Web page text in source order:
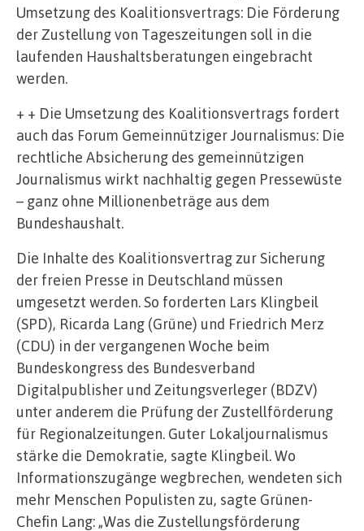
Umsetzung des Koalitionsvertrags: Die Förderung
der Zustellung von Tageszeitungen soll in die
laufenden Haushaltsberatungen eingebracht
werden.
+ + Die Umsetzung des Koalitionsvertrags fordert
auch das Forum Gemeinnütziger Journalismus: Die
rechtliche Absicherung des gemeinnützigen
Journalismus wirkt nachhaltig gegen Pressewüste
– ganz ohne Millionenbeträge aus dem
Bundeshaushalt.
Die Inhalte des Koalitionsvertrag zur Sicherung
der freien Presse in Deutschland müssen
umgesetzt werden. So forderten Lars Klingbeil
(SPD), Ricarda Lang (Grüne) und Friedrich Merz
(CDU) in der vergangenen Woche beim
Bundeskongress des Bundesverband
Digitalpublisher und Zeitungsverleger (BDZV)
unter anderem die Prüfung der Zustellförderung
für Regionalzeitungen. Guter Lokaljournalismus
stärke die Demokratie, sagte Klingbeil. Wo
Informationszugänge wegbrechen, wendeten sich
mehr Menschen Populisten zu, sagte Grünen-
Chefin Lang: „Was die Zustellungsförderung